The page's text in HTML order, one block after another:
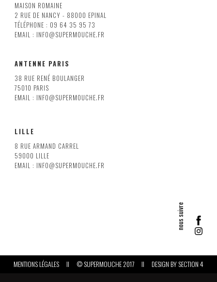
MAISON ROMAINE
2 RUE DE NANCY - 88000 EPINAL
TÉLÉPHONE : 09 64 35 95 73
EMAIL : INFO@SUPERMOUCHE.FR
ANTENNE PARIS
38 RUE RENÉ BOULANGER
75010 PARIS
EMAIL : INFO@SUPERMOUCHE.FR
LILLE
8 RUE ARMAND CARREL
59000 LILLE
EMAIL : INFO@SUPERMOUCHE.FR
MENTIONS LÉGALES II © SUPERMOUCHE 2017 II DESIGN BYSECTION 4